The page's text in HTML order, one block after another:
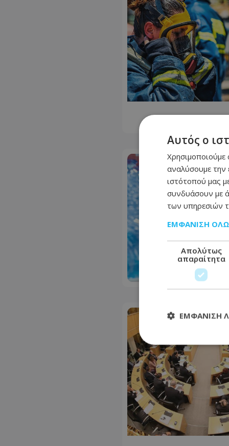
Αυτός ο
Χρησιμοποιούμε
αναλύσουμε την
ιστότοπού μας
συνδυάσουν με
των υπηρεσιών
ΕΜΦΆΝΙΣΗ
Απολύτως
απαραίτητα
ΕΜΦΆΝΙΣΗ
Τα απολύτως
διαχείριση
Ονοματεπώνυμο
usprivacy